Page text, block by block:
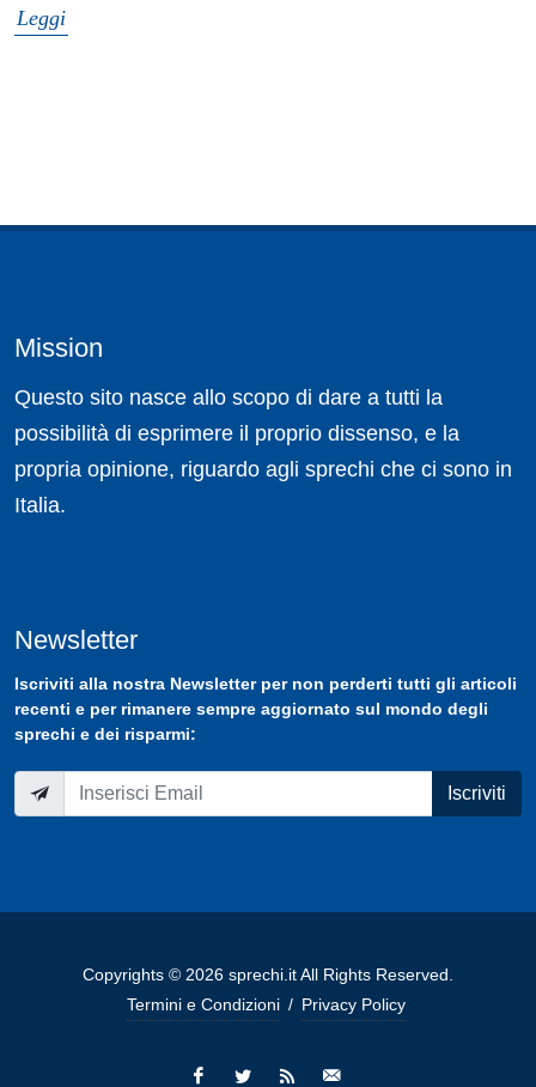
Leggi
Mission
Questo sito nasce allo scopo di dare a tutti la
possibilità di esprimere il proprio dissenso, e la
propria opinione, riguardo agli sprechi che ci sono in
Italia.
Newsletter
Iscriviti alla nostra Newsletterper non perderti tutti gli articoli
recenti e per rimanere sempre aggiornato sul mondo degli
sprechi e dei risparmi:
Iscriviti
Copyrights © 2026 sprechi.it All Rights Reserved.
Termini e Condizioni / Privacy Policy